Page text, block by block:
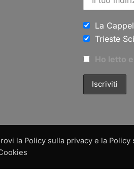
La
Trieste
Ho letto
la Policy sulla privacy e la Policy